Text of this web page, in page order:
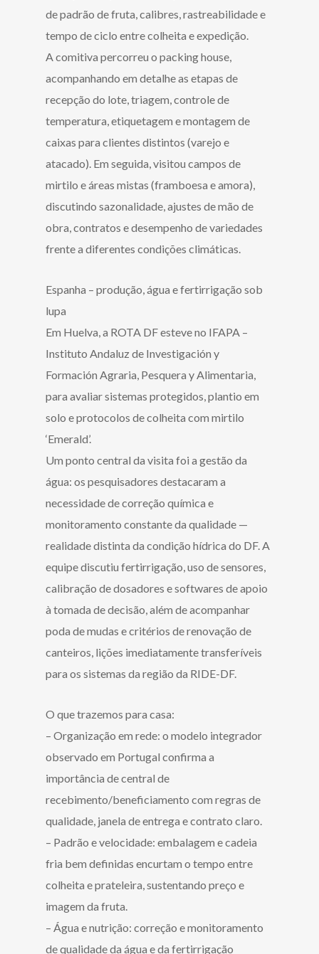
de padrão de fruta, calibres, rastreabilidade e
tempo de ciclo entre colheita e expedição.
A comitiva percorreu o packing house,
acompanhando em detalhe as etapas de
recepção do lote, triagem, controle de
temperatura, etiquetagem e montagem de
caixas para clientes distintos (varejo e
atacado). Em seguida, visitou campos de
mirtilo e áreas mistas (framboesa e amora),
discutindo sazonalidade, ajustes de mão de
obra, contratos e desempenho de variedades
frente a diferentes condições climáticas.
Espanha – produção, água e fertirrigação sob
lupa
Em Huelva, a ROTA DF esteve no IFAPA –
Instituto Andaluz de Investigación y
Formación Agraria, Pesquera y Alimentaria,
para avaliar sistemas protegidos, plantio em
solo e protocolos de colheita com mirtilo
‘Emerald’.
Um ponto central da visita foi a gestão da
água: os pesquisadores destacaram a
necessidade de correção química e
monitoramento constante da qualidade —
realidade distinta da condição hídrica do DF. A
equipe discutiu fertirrigação, uso de sensores,
calibração de dosadores e softwares de apoio
à tomada de decisão, além de acompanhar
poda de mudas e critérios de renovação de
canteiros, lições imediatamente transferíveis
para os sistemas da região da RIDE-DF.
O que trazemos para casa:
– Organização em rede: o modelo integrador
observado em Portugal confirma a
importância de central de
recebimento/beneficiamento com regras de
qualidade, janela de entrega e contrato claro.
– Padrão e velocidade: embalagem e cadeia
fria bem definidas encurtam o tempo entre
colheita e prateleira, sustentando preço e
imagem da fruta.
– Água e nutrição: correção e monitoramento
de qualidade da água e da fertirrigação